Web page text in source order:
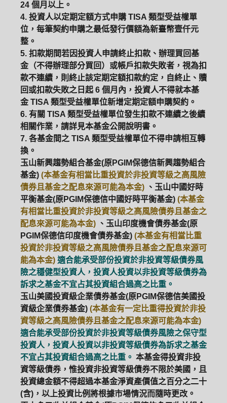
24 個月以上。
4. 投資人以定期定額方式申購 TISA 類型受益權單
位，每筆契約申購之最低發行價額為新臺幣壹仟元
整。
5. 扣款期間若因投資人申請終止扣款、辦理買回基
金（不得辦理部分買回）或帳戶扣款失敗者，視為扣
款不連續，則終止該定期定額扣款約定，自終止、贖
回或扣款失敗之日起 6 個月內，投資人不得就本基
金 TISA 類型受益權單位新增定期定額申購契約。
6. 有關 TISA 類型受益權單位發生扣款不連續之後續
相關作業，請詳見本基金公開說明書。
7. 各基金間之 TISA 類型受益權單位不得申請相互轉
換。
玉山新興趨勢組合基金(原PGIM保德信新興趨勢組合
基金) (本基金有相當比重投資於非投資等級之高風險
債券且基金之配息來源可能為本金) 、玉山中國好時
平衡基金(原PGIM保德信中國好時平衡基金) (本基金
有相當比重投資於非投資等級之高風險債券且基金之
配息來源可能為本金) 、玉山印度機會債券基金(原
PGIM保德信印度機會債券基金) (本基金有相當比重
投資於非投資等級之高風險債券且基金之配息來源可
能為本金) 適合能承受部份投資於非投資等級債券風
險之穩健型投資人，投資人投資以非投資等級債券為
訴求之基金不宜占其投資組合過高之比重。
玉山美國投資級企業債券基金(原PGIM保德信美國投
資級企業債券基金) (本基金有一定比重得投資於非投
資等級之高風險債券且基金之配息來源可能為本金)
適合能承受部份投資於非投資等級債券風險之保守型
投資人，投資人投資以非投資等級債券為訴求之基金
不宜占其投資組合過高之比重。 本基金得投資非投
資等級債券，惟投資非投資等級債券不限於美國，且
投資總金額不得超過本基金淨資產價值之百分之二十
(含)，以上投資比例將根據市場情況而隨時更改。